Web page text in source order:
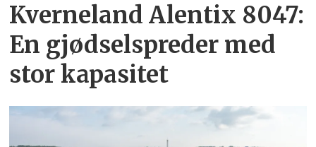
Kverneland Alentix 8047:
En gjødsel­spreder med
stor kapasitet